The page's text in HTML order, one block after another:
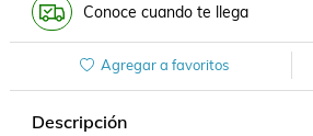
Conoce cuando te llega
Agregar a favoritos
Descripción